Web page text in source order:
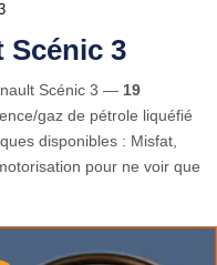
Scénic 3
Scénic 3 — 19
gaz de pétrole liquéfié
disponibles : Misfat,
pour ne voir que